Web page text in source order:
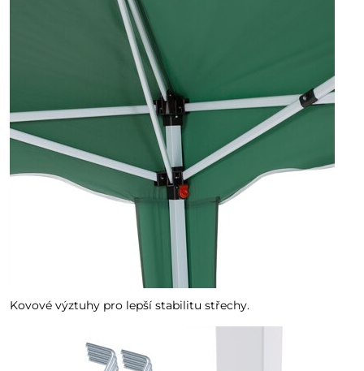
Kovové výztuhy pro lepší stabilitu střechy.